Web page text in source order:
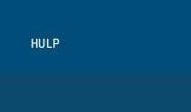
HULP